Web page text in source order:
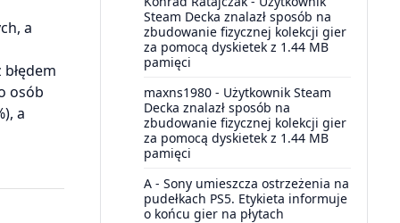
a
osób
a
Steam Decka znalazł sposób na
zbudowanie fizycznej kolekcji gier
za pomocą dyskietek z 1.44 MB
pamięci
maxns1980 - Użytkownik Steam
Decka znalazł sposób na
zbudowanie fizycznej kolekcji gier
za pomocą dyskietek z 1.44 MB
pamięci
A - Sony umieszcza ostrzeżenia na
pudełkach PS5. Etykieta informuje
o końcu gier na płytach